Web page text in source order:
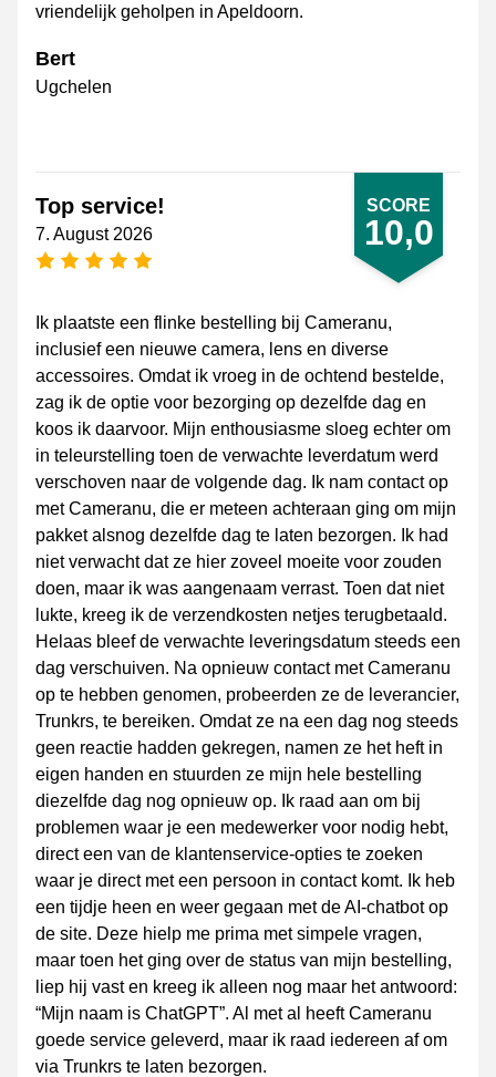
vriendelijk geholpen in Apeldoorn.
Bert
Ugchelen
SCORE
10,0
Top service!
7. August 2026
[_General:NumberOfStarsPluralFormat]
Ik plaatste een flinke bestelling bij Cameranu,
inclusief een nieuwe camera, lens en diverse
accessoires. Omdat ik vroeg in de ochtend bestelde,
zag ik de optie voor bezorging op dezelfde dag en
koos ik daarvoor. Mijn enthousiasme sloeg echter om
in teleurstelling toen de verwachte leverdatum werd
verschoven naar de volgende dag. Ik nam contact op
met Cameranu, die er meteen achteraan ging om mijn
pakket alsnog dezelfde dag te laten bezorgen. Ik had
niet verwacht dat ze hier zoveel moeite voor zouden
doen, maar ik was aangenaam verrast. Toen dat niet
lukte, kreeg ik de verzendkosten netjes terugbetaald.
Helaas bleef de verwachte leveringsdatum steeds een
dag verschuiven. Na opnieuw contact met Cameranu
op te hebben genomen, probeerden ze de leverancier,
Trunkrs, te bereiken. Omdat ze na een dag nog steeds
geen reactie hadden gekregen, namen ze het heft in
eigen handen en stuurden ze mijn hele bestelling
diezelfde dag nog opnieuw op. Ik raad aan om bij
problemen waar je een medewerker voor nodig hebt,
direct een van de klantenservice-opties te zoeken
waar je direct met een persoon in contact komt. Ik heb
een tijdje heen en weer gegaan met de AI-chatbot op
de site. Deze hielp me prima met simpele vragen,
maar toen het ging over de status van mijn bestelling,
liep hij vast en kreeg ik alleen nog maar het antwoord:
“Mijn naam is ChatGPT”. Al met al heeft Cameranu
goede service geleverd, maar ik raad iedereen af om
via Trunkrs te laten bezorgen.